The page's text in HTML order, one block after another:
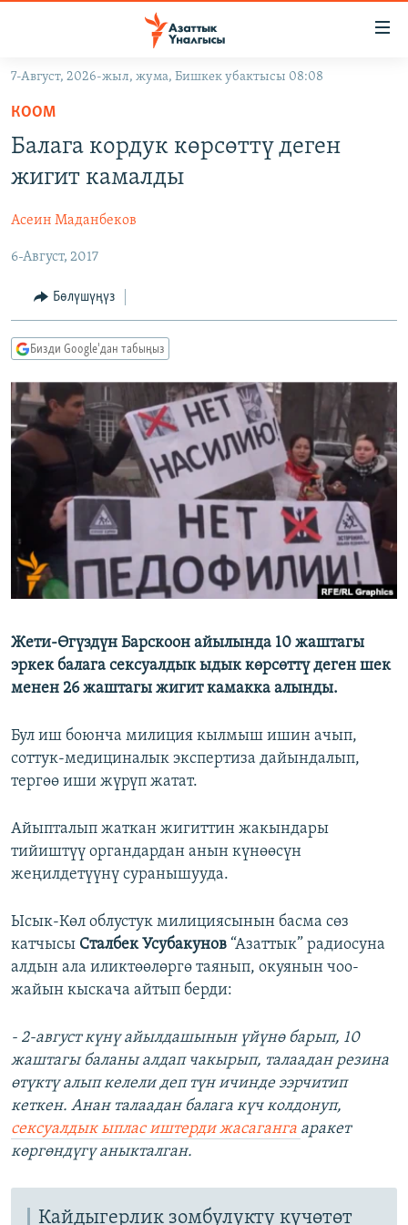
Навигацияга
өтүңүз
Издөөгө
салыңыз
ЭКОНОМИКА
МАДАНИЯТ
БОРБОР АЗИЯ
АТАЙЫН ИЛИКТӨӨ
ТВ ПРОГРАММАЛАР
БҮГҮН АЗАТТЫКТА
БИЗ ЖАНА ДҮЙНӨ
ДАНИСТЕ
ЭЖЕ-СИҢДИЛЕР
АЗАТТЫК+
ЫҢГАЙСЫЗ СУРООЛОР
ПОДКАСТ
ӨЗГӨЧӨ ПИКИР
ОНЛАЙН ШЕРИНЕ
ЭЕ/АРнун бардык сайттары
7-Август, 2026-жыл, жума, Бишкек убактысы 08:08
КООМ
Балага кордук көрсөттү деген
жигит камалды
Асеин Маданбеков
6-Август, 2017
Бөлүшүңүз
Бизди Google'дан табыңыз
Жети-Өгүздүн Барскоон айылында 10 жаштагы
эркек балага сексуалдык ыдык көрсөттү деген шек
менен 26 жаштагы жигит камакка алынды.
Бул иш боюнча милиция кылмыш ишин ачып,
соттук-медициналык экспертиза дайындалып,
тергөө иши жүрүп жатат.
Айыпталып жаткан жигиттин жакындары
тийиштүү органдардан анын күнөөсүн
жеңилдетүүнү суранышууда.
Ысык-Көл облустук милициясынын басма сөз
катчысы Сталбек Усубакунов “Азаттык” радиосуна
алдын ала иликтөөлөргө таянып, окуянын чоо-
жайын кыскача айтып берди:
- 2-август күнү айылдашынын үйүнө барып, 10
жаштагы баланы алдап чакырып, талаадан резина
өтүктү алып келели деп түн ичинде ээрчитип
кеткен. Анан талаадан балага күч колдонуп,
сексуалдык ыплас иштерди жасаганга аракет
көргөндүгү аныкталган.
Кайдыгерлик зомбулукту күчөтөт